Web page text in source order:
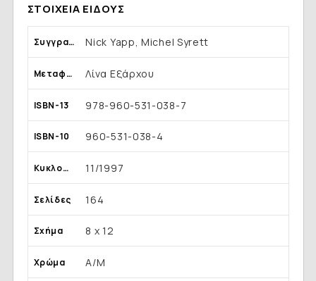
ΣΤΟΙΧΕΊΑ ΕΊΔΟΥΣ
Συγγραφέας Nick Yapp, Michel Syrett
Μεταφραστής Λίνα Εξάρχου
ISBN-13 978-960-531-038-7
ISBN-10 960-531-038-4
Κυκλοφορία 11/1997
Σελίδες 164
Σχήμα 8 x 12
Χρώμα Α/Μ